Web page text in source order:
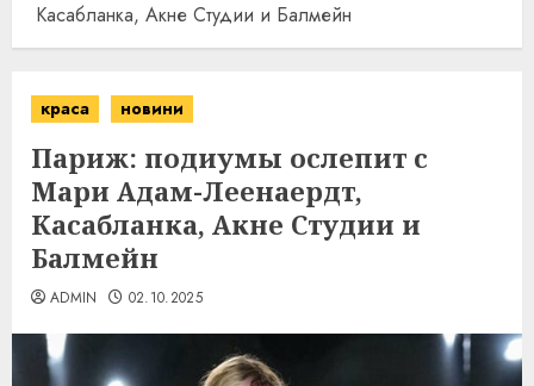
Касабланка, Акне Студии и Балмейн
краса новини
Париж: подиумы ослепит с
Мари Адам-Леенаердт,
Касабланка, Акне Студии и
Балмейн
ADMIN 02.10.2025